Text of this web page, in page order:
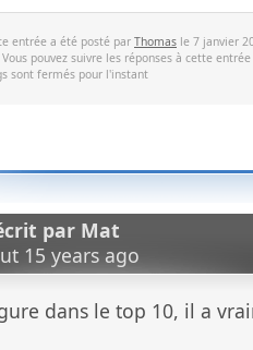
entrée a été posté par Thomas le 7 janvier
Vous pouvez suivre les réponses à cette
sont fermés pour l'instant
par Mat
15 years ago
dans le top 10, il a